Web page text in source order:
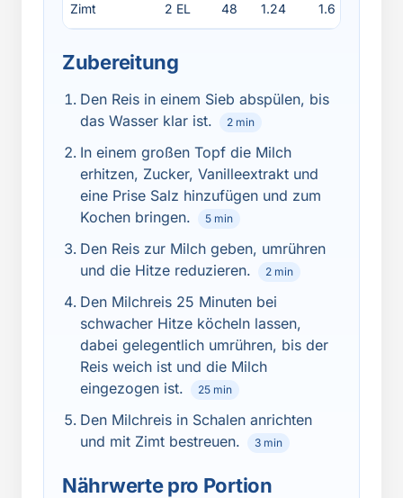
Zimt 2 EL 48 1.24 1.6
Zubereitung
Den Reis in einem Sieb abspülen, bis
das Wasser klar ist.
2 min
In einem großen Topf die Milch
erhitzen, Zucker, Vanilleextrakt und
eine Prise Salz hinzufügen und zum
Kochen bringen.
5 min
Den Reis zur Milch geben, umrühren
und die Hitze reduzieren.
2 min
Den Milchreis 25 Minuten bei
schwacher Hitze köcheln lassen,
dabei gelegentlich umrühren, bis der
Reis weich ist und die Milch
eingezogen ist.
25 min
Den Milchreis in Schalen anrichten
und mit Zimt bestreuen.
3 min
Nährwerte pro Portion